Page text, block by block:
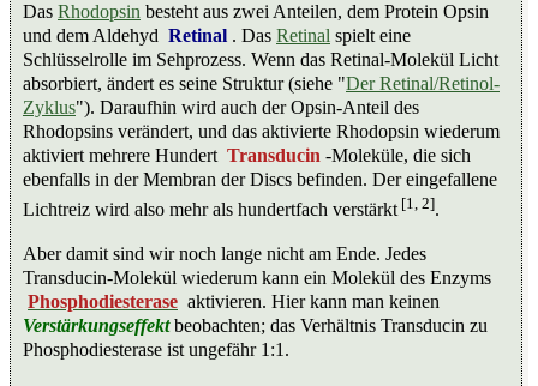
Das Rhodopsin besteht aus zwei Anteilen, dem Protein Opsin
und dem Aldehyd Retinal . Das Retinal spielt eine
Schlüsselrolle im Sehprozess. Wenn das Retinal-Molekül Licht
absorbiert, ändert es seine Struktur (siehe "Der Retinal/Retinol-
Zyklus"). Daraufhin wird auch der Opsin-Anteil des
Rhodopsins verändert, und das aktivierte Rhodopsin wiederum
aktiviert mehrere Hundert Transducin -Moleküle, die sich
ebenfalls in der Membran der Discs befinden. Der eingefallene
Lichtreiz wird also mehr als hundertfach verstärkt [1, 2].
Aber damit sind wir noch lange nicht am Ende. Jedes
Transducin-Molekül wiederum kann ein Molekül des Enzyms
Phosphodiesterase aktivieren. Hier kann man keinen
Verstärkungseffektbeobachten; das Verhältnis Transducin zu
Phosphodiesterase ist ungefähr 1:1.